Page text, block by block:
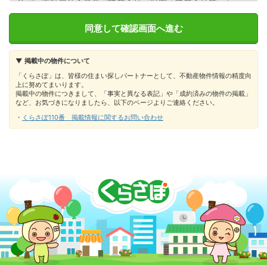
▼ 掲載中の物件について
「くらさぽ」は、皆様の住まい探しパートナーとして、不動産物件情報の精度向
上に努めてまいります。
掲載中の物件につきまして、「事実と異なる表記」や「成約済みの物件の掲載」
など、お気づきになりましたら、以下のページよりご連絡ください。
・ くらさぽ110番 掲載情報に関するお問い合わせ